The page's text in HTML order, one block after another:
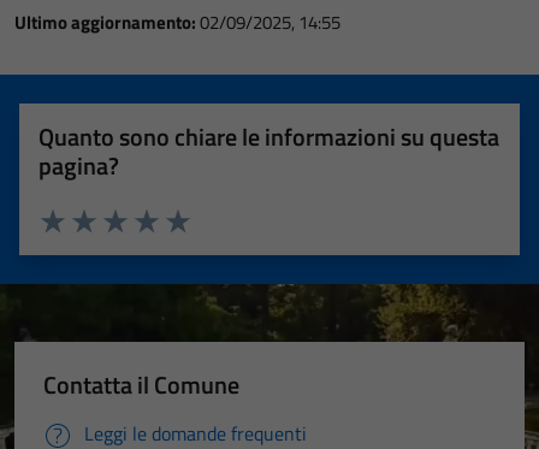
Ultimo aggiornamento:02/09/2025, 14:55
Quanto sono chiare le informazioni su questa
pagina?
Valuta 5 stelle su 5
Valuta 4 stelle su 5
Valuta 3 stelle su 5
Valuta 2 stelle su 5
Valuta 1 stelle su 5
Contatta il Comune
Leggi le domande frequenti